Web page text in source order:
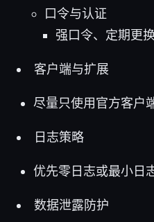
口令与认证
强口令、定期更
客户端与扩展
尽量只使用官方客户
日志策略
优先零日志或最小日
数据泄露防护